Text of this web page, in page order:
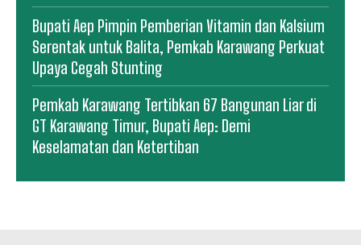
Bupati Aep Pimpin Pemberian Vitamin dan Kalsium
Serentak untuk Balita, Pemkab Karawang Perkuat
Upaya Cegah Stunting
Pemkab Karawang Tertibkan 67 Bangunan Liar di
GT Karawang Timur, Bupati Aep: Demi
Keselamatan dan Ketertiban